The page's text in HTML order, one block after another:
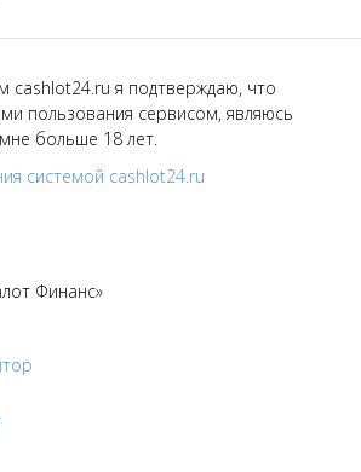
cashlot24.ru я подтверждаю, что
пользования сервисом, являюсь
больше 18 лет.
системой cashlot24.ru
Финанс»